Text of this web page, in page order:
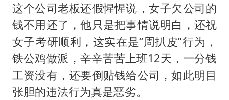
这个公司老板还假惺惺说，女子欠公司的
钱不用还了，他只是把事情说明白，还祝
女子考研顺利，这实在是“周扒皮”行为，
铁公鸡做派，辛辛苦苦上班12天，一分钱
工资没有，还要倒贴钱给公司，如此明目
张胆的违法行为真是恶劣。